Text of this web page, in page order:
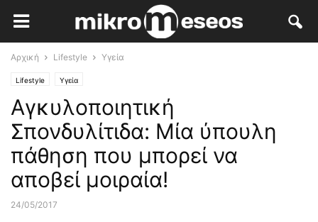
Αρχική Lifestyle Υγεία
Lifestyle Υγεία
Αγκυλοποιητική
Σπονδυλίτιδα: Μία ύπουλη
πάθηση που μπορεί να
αποβεί μοιραία!
24/05/2017